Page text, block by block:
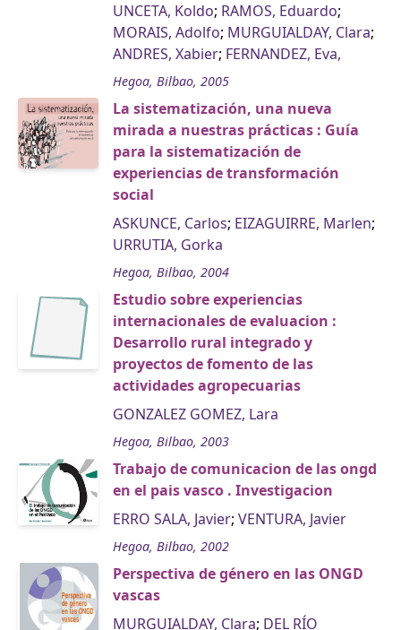
UNCETA, Koldo; RAMOS, Eduardo;
MORAIS, Adolfo; MURGUIALDAY, Clara;
ANDRES, Xabier; FERNANDEZ, Eva,
Hegoa, Bilbao, 2005
La sistematización, una nueva
mirada a nuestras prácticas : Guía
para la sistematización de
experiencias de transformación
social
ASKUNCE, Carlos; EIZAGUIRRE, Marlen;
URRUTIA, Gorka
Hegoa, Bilbao, 2004
Estudio sobre experiencias
internacionales de evaluacion :
Desarrollo rural integrado y
proyectos de fomento de las
actividades agropecuarias
GONZALEZ GOMEZ, Lara
Hegoa, Bilbao, 2003
Trabajo de comunicacion de las ongd
en el pais vasco . Investigacion
ERRO SALA, Javier; VENTURA, Javier
Hegoa, Bilbao, 2002
Perspectiva de género en las ONGD
vascas
MURGUIALDAY, Clara; DEL RÍO